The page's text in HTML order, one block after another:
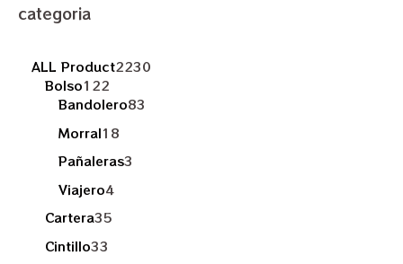
categoria
ALL Product2230
Bolso122
Bandolero83
Morral18
Pañaleras3
Viajero4
Cartera35
Cintillo33